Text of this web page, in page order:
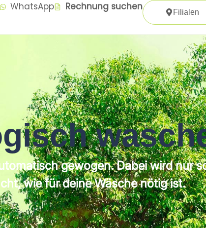
WhatsApp Rechnung suchen Filialen
gewogen. Dabei wird nur
wie für deine Wäsche nötig ist.